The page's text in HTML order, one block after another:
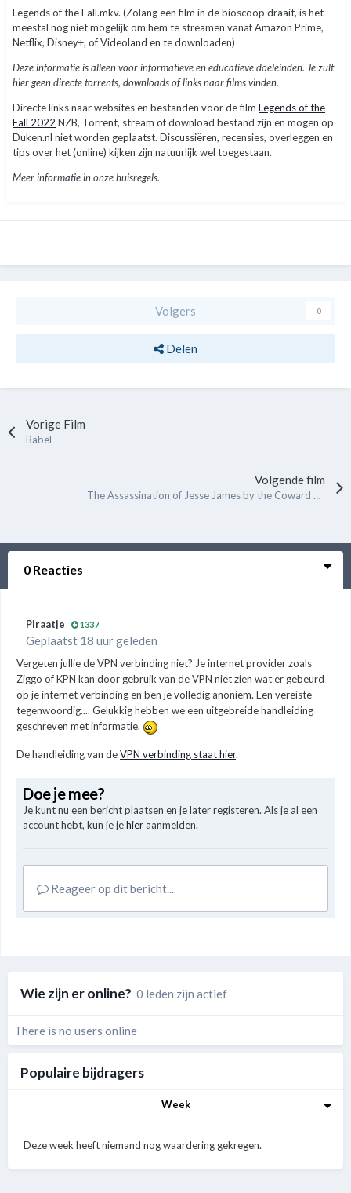
Legends of the Fall.mkv. (Zolang een film in de bioscoop draait, is het
meestal nog niet mogelijk om hem te streamen vanaf Amazon Prime,
Netflix, Disney+, of Videoland en te downloaden)
Deze informatie is alleen voor informatieve en educatieve doeleinden. Je zult
hier geen directe torrents, downloads of links naar films vinden.
Directe links naar websites en bestanden voor de film Legends of the
Fall 2022 NZB, Torrent, stream of download bestand zijn en mogen op
Duken.nl niet worden geplaatst. Discussiëren, recensies, overleggen en
tips over het (online) kijken zijn natuurlijk wel toegestaan.
Meer informatie in onze huisregels.
Volgers 0
Delen
Vorige Film
Babel
Volgende film
The Assassination of Jesse James by the Coward Robert Ford
0 Reacties
Piraatje 1337
Geplaatst 18 uur geleden
Vergeten jullie de VPN verbinding niet? Je internet provider zoals
Ziggo of KPN kan door gebruik van de VPN niet zien wat er gebeurd
op je internet verbinding en ben je volledig anoniem. Een vereiste
tegenwoordig.... Gelukkig hebben we een uitgebreide handleiding
geschreven met informatie.
De handleiding van deVPN verbinding staat hier.
Doe je mee?
Je kunt nu een bericht plaatsen en je later registeren. Als je al een
account hebt, kun je jehier aanmelden.
Reageer op dit bericht...
Wie zijn er online? 0 leden zijn actief
There is no users online
Populaire bijdragers
Week
Deze week heeft niemand nog waardering gekregen.